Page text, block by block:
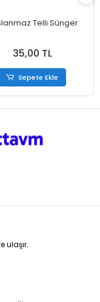
Telli Sünger
35,00 TL
Sepete Ekle
ulaşır.